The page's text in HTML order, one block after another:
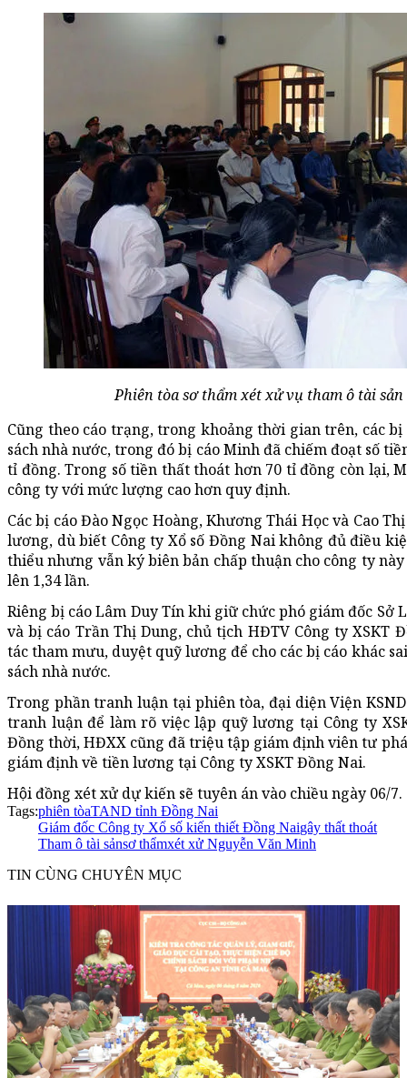
Phiên tòa sơ thẩm xét xử vụ tham ô tài
Cũng theo cáo trạng, trong khoảng thời gian trên, các
sách nhà nước, trong đó bị cáo Minh đã chiếm đoạt số
tỉ đồng. Trong số tiền thất thoát hơn 70 tỉ đồng còn lại,
công ty với mức lượng cao hơn quy định.
Các bị cáo Đào Ngọc Hoàng, Khương Thái Học và Cao
lương, dù biết Công ty Xổ số Đồng Nai không đủ điều
thiểu nhưng vẫn ký biên bản chấp thuận cho công ty
lên 1,34 lần.
Riêng bị cáo Lâm Duy Tín khi giữ chức phó giám đốc
và bị cáo Trần Thị Dung, chủ tịch HĐTV Công ty
tác tham mưu, duyệt quỹ lương để cho các bị cáo khác
sách nhà nước.
Trong phần tranh luận tại phiên tòa, đại diện Viện
tranh luận để làm rõ việc lập quỹ lương tại Công ty
Đồng thời, HĐXX cũng đã triệu tập giám định viên tư
giám định về tiền lương tại Công ty XSKT Đồng Nai.
Hội đồng xét xử dự kiến sẽ tuyên án vào chiều ngày 06/7.
Tags:phiên tòaTAND tỉnh Đồng Nai
Giám đốc Công ty Xổ số kiến thiết Đồng Naigây thất thoát
Tham ô tài sảnsơ thẩmxét xử Nguyễn Văn Minh
TIN CÙNG CHUYÊN MỤC